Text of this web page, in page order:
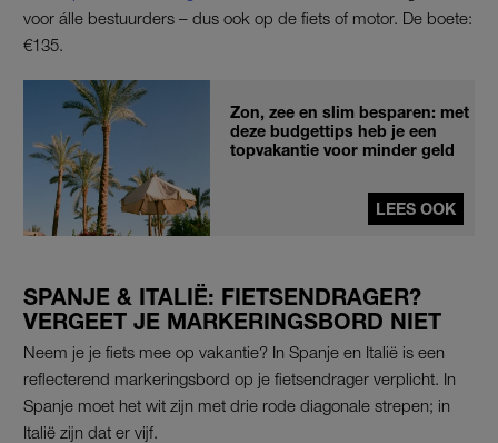
voor álle bestuurders – dus ook op de fiets of motor. De boete:
€135.
Zon, zee en slim besparen: met
deze budgettips heb je een
topvakantie voor minder geld
LEES OOK
SPANJE & ITALIË: FIETSENDRAGER?
VERGEET JE MARKERINGSBORD NIET
Neem je je fiets mee op vakantie? In Spanje en Italië is een
reflecterend markeringsbord op je fietsendrager verplicht. In
Spanje moet het wit zijn met drie rode diagonale strepen; in
Italië zijn dat er vijf.